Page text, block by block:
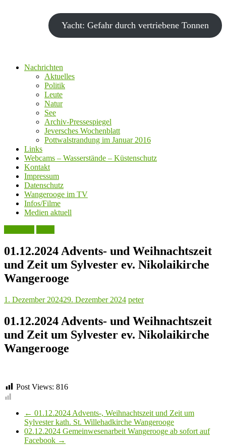
Yacht: Gefahr durch vertriebene Tonnen
Nachrichten
Aktuelles
Politik
Leute
Natur
See
Archiv-Pressespiegel
Jeversches Wochenblatt
Pottwalstrandung im Januar 2016
Links
Webcams – Wasserstände – Küstenschutz
Kontakt
Impressum
Datenschutz
Wangerooge im TV
Infos/Filme
Medien aktuell
01.12.2024 Advents- und Weihnachtszeit
und Zeit um Sylvester ev. Nikolaikirche
Wangerooge
1. Dezember 202429. Dezember 2024 peter
01.12.2024 Advents- und Weihnachtszeit
und Zeit um Sylvester ev. Nikolaikirche
Wangerooge
Post Views: 816
← 01.12.2024 Advents-, Weihnachtszeit und Zeit um
Sylvester kath. St. Willehadkirche Wangerooge
02.12.2024 Gemeinwesenarbeit Wangerooge ab sofort auf
Facebook →